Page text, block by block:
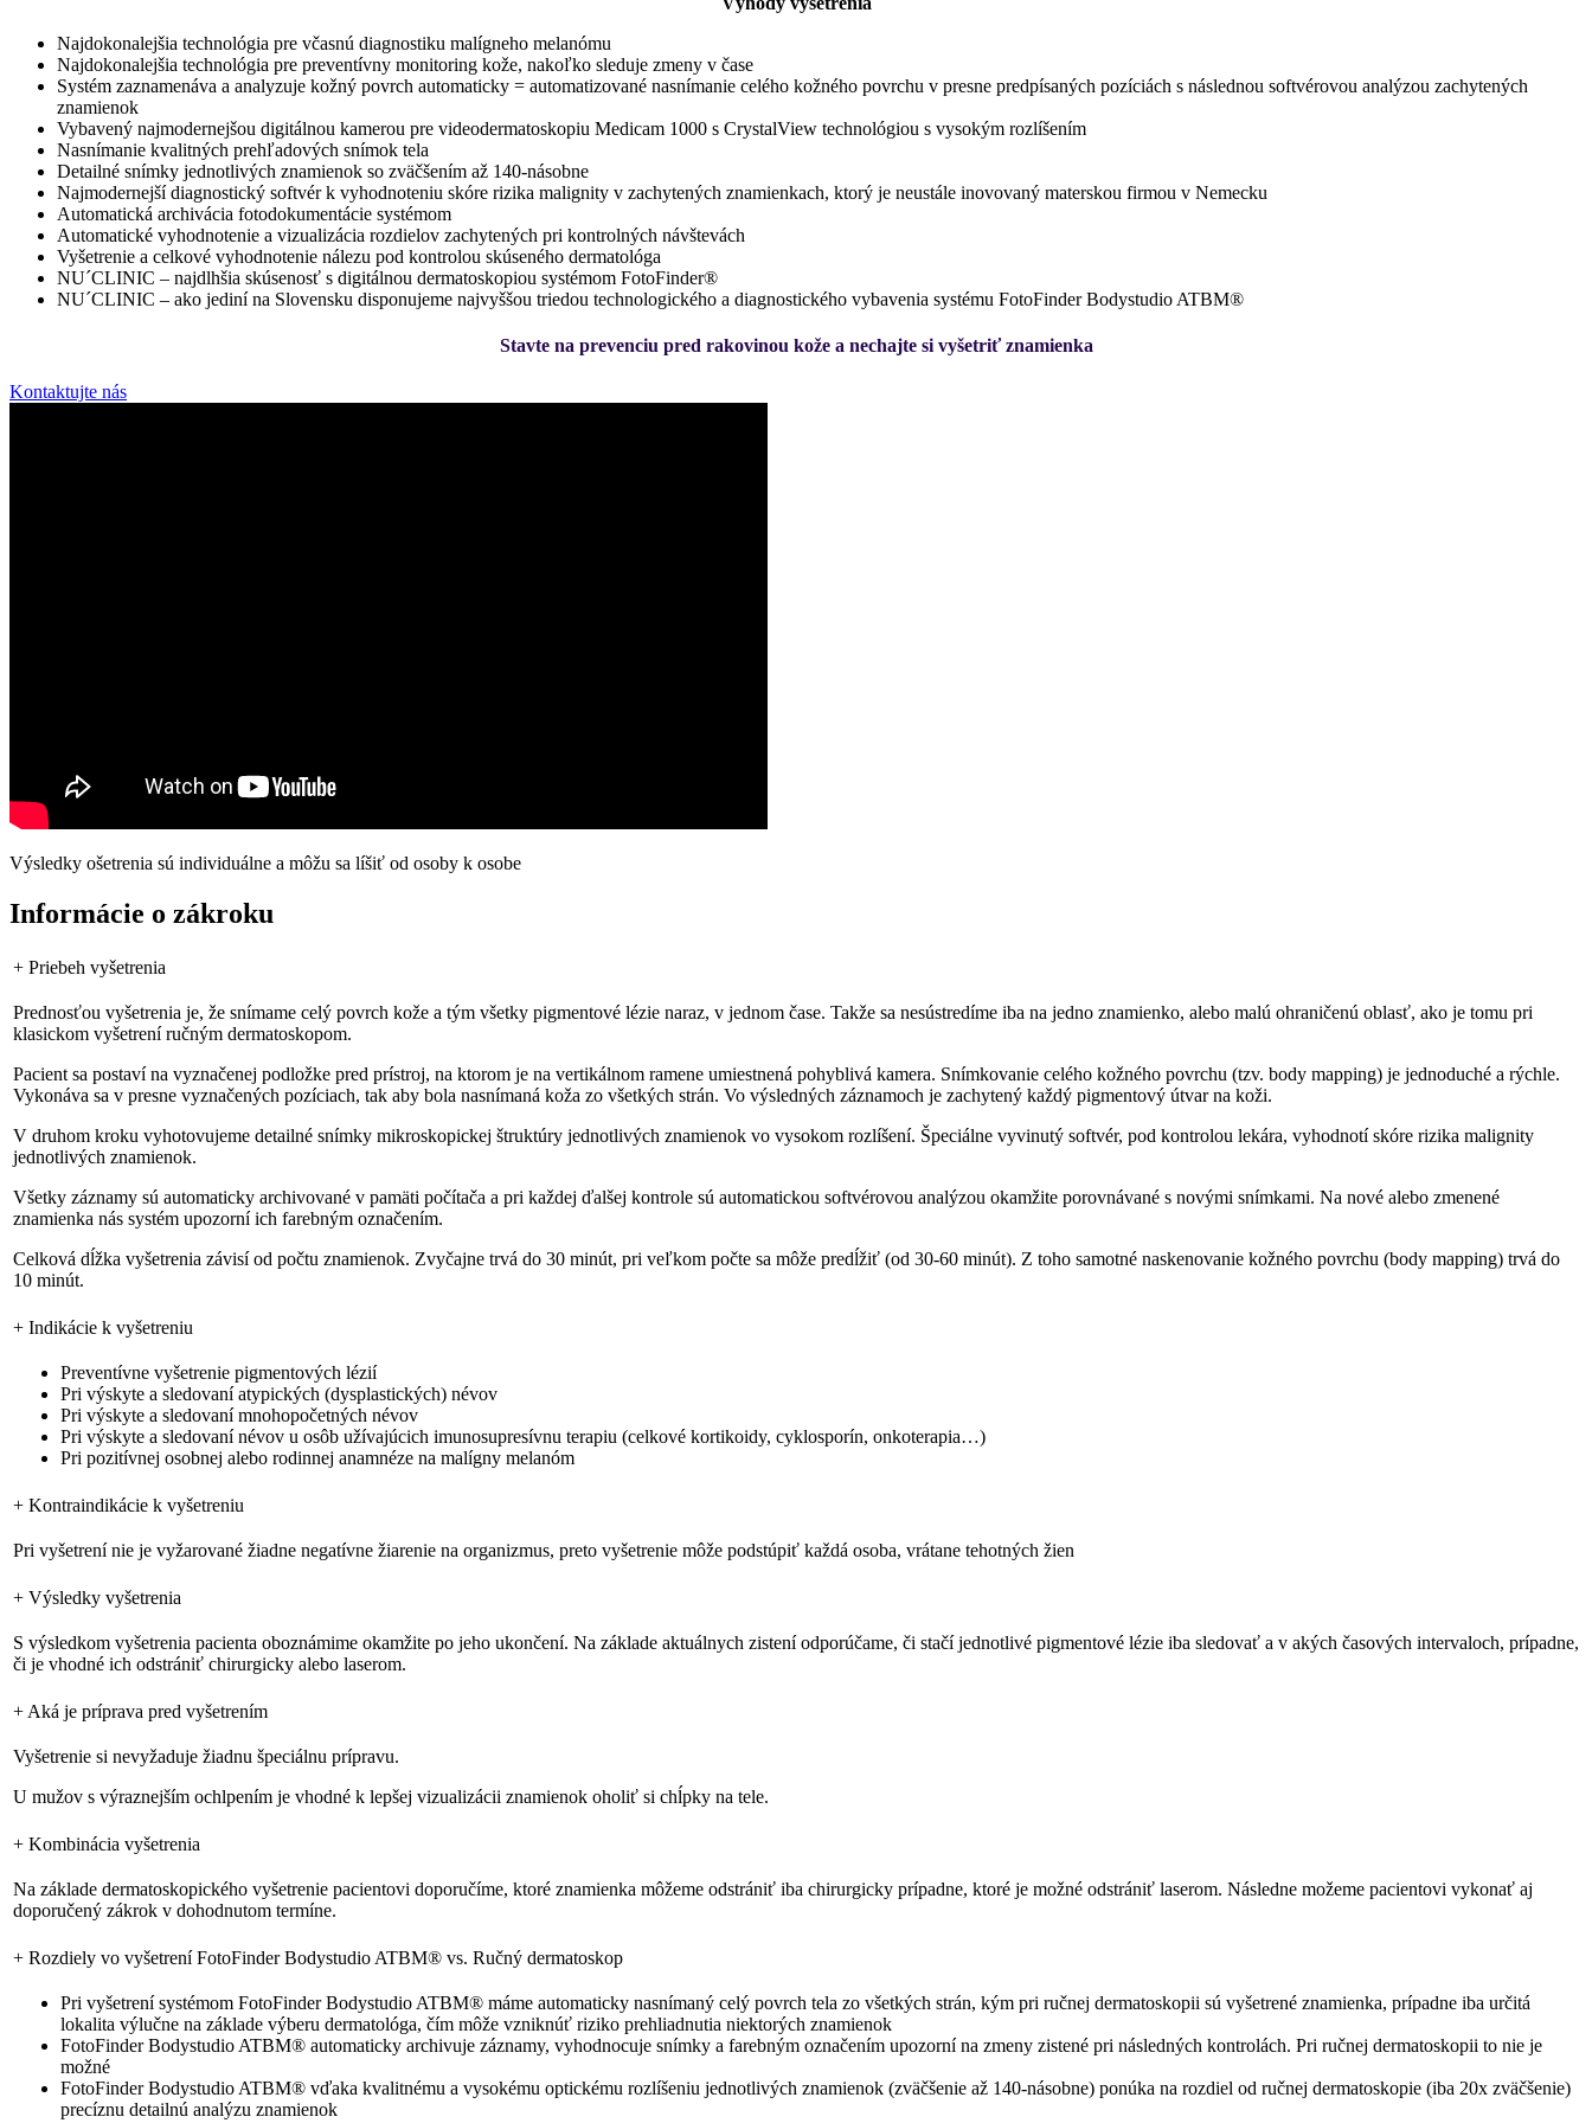
Najdokonalejšia technológia pre včasnú diagnostiku malígneho melanómu
Najdokonalejšia technológia pre preventívny monitoring kože, nakoľko sleduje zmeny v čase
Systém zaznamenáva a analyzuje kožný povrch automaticky = automatizované nasnímanie celého kožného povrchu v presne predpísaných pozíciách s následnou softvérovou analýzou zachytených
znamienok
Vybavený najmodernejšou digitálnou kamerou pre videodermatoskopiu Medicam 1000 s CrystalView technológiou s vysokým rozlíšením
Nasnímanie kvalitných prehľadových snímok tela
Detailné snímky jednotlivých znamienok so zväčšením až 140-násobne
Najmodernejší diagnostický softvér k vyhodnoteniu skóre rizika malignity v zachytených znamienkach, ktorý je neustále inovovaný materskou firmou v Nemecku
Automatická archivácia fotodokumentácie systémom
Automatické vyhodnotenie a vizualizácia rozdielov zachytených pri kontrolných návštevách
Vyšetrenie a celkové vyhodnotenie nálezu pod kontrolou skúseného dermatológa
NU´CLINIC – najdlhšia skúsenosť s digitálnou dermatoskopiou systémom FotoFinder®
NU´CLINIC – ako jediní na Slovensku disponujeme najvyššou triedou technologického a diagnostického vybavenia systému FotoFinder Bodystudio ATBM®
Stavte na prevenciu pred rakovinou kože a nechajte si vyšetriť znamienka
Kontaktujte nás
Výsledky ošetrenia sú individuálne a môžu sa líšiť od osoby k osobe
Informácie o zákroku
+ Priebeh vyšetrenia
Prednosťou vyšetrenia je, že snímame celý povrch kože a tým všetky pigmentové lézie naraz, v jednom čase. Takže sa nesústredíme iba na jedno znamienko, alebo malú ohraničenú oblasť, ako je tomu pri
klasickom vyšetrení ručným dermatoskopom.
Pacient sa postaví na vyznačenej podložke pred prístroj, na ktorom je na vertikálnom ramene umiestnená pohyblivá kamera. Snímkovanie celého kožného povrchu (tzv. body mapping) je jednoduché a rýchle.
Vykonáva sa v presne vyznačených pozíciach, tak aby bola nasnímaná koža zo všetkých strán. Vo výsledných záznamoch je zachytený každý pigmentový útvar na koži.
V druhom kroku vyhotovujeme detailné snímky mikroskopickej štruktúry jednotlivých znamienok vo vysokom rozlíšení. Špeciálne vyvinutý softvér, pod kontrolou lekára, vyhodnotí skóre rizika malignity
jednotlivých znamienok.
Všetky záznamy sú automaticky archivované v pamäti počítača a pri každej ďalšej kontrole sú automatickou softvérovou analýzou okamžite porovnávané s novými snímkami. Na nové alebo zmenené
znamienka nás systém upozorní ich farebným označením.
Celková dĺžka vyšetrenia závisí od počtu znamienok. Zvyčajne trvá do 30 minút, pri veľkom počte sa môže predĺžiť (od 30-60 minút). Z toho samotné naskenovanie kožného povrchu (body mapping) trvá do
10 minút.
+ Indikácie k vyšetreniu
Preventívne vyšetrenie pigmentových lézií
Pri výskyte a sledovaní atypických (dysplastických) névov
Pri výskyte a sledovaní mnohopočetných névov
Pri výskyte a sledovaní névov u osôb užívajúcich imunosupresívnu terapiu (celkové kortikoidy, cyklosporín, onkoterapia…)
Pri pozitívnej osobnej alebo rodinnej anamnéze na malígny melanóm
+ Kontraindikácie k vyšetreniu
Pri vyšetrení nie je vyžarované žiadne negatívne žiarenie na organizmus, preto vyšetrenie môže podstúpiť každá osoba, vrátane tehotných žien
+ Výsledky vyšetrenia
S výsledkom vyšetrenia pacienta oboznámime okamžite po jeho ukončení. Na základe aktuálnych zistení odporúčame, či stačí jednotlivé pigmentové lézie iba sledovať a v akých časových intervaloch, prípadne,
či je vhodné ich odstrániť chirurgicky alebo laserom.
+ Aká je príprava pred vyšetrením
Vyšetrenie si nevyžaduje žiadnu špeciálnu prípravu.
U mužov s výraznejším ochlpením je vhodné k lepšej vizualizácii znamienok oholiť si chĺpky na tele.
+ Kombinácia vyšetrenia
Na základe dermatoskopického vyšetrenie pacientovi doporučíme, ktoré znamienka môžeme odstrániť iba chirurgicky prípadne, ktoré je možné odstrániť laserom. Následne možeme pacientovi vykonať aj
doporučený zákrok v dohodnutom termíne.
+ Rozdiely vo vyšetrení FotoFinder Bodystudio ATBM® vs. Ručný dermatoskop
Pri vyšetrení systémom FotoFinder Bodystudio ATBM® máme automaticky nasnímaný celý povrch tela zo všetkých strán, kým pri ručnej dermatoskopii sú vyšetrené znamienka, prípadne iba určitá
lokalita výlučne na základe výberu dermatológa, čím môže vzniknúť riziko prehliadnutia niektorých znamienok
FotoFinder Bodystudio ATBM® automaticky archivuje záznamy, vyhodnocuje snímky a farebným označením upozorní na zmeny zistené pri následných kontrolách. Pri ručnej dermatoskopii to nie je
možné
FotoFinder Bodystudio ATBM® vďaka kvalitnému a vysokému optickému rozlíšeniu jednotlivých znamienok (zväčšenie až 140-násobne) ponúka na rozdiel od ručnej dermatoskopie (iba 20x zväčšenie)
precíznu detailnú analýzu znamienok